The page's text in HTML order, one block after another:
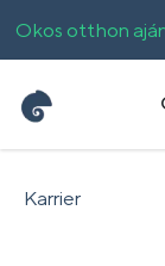
Okos otthon
Vállalkozásoknak
UpHome
Karrier